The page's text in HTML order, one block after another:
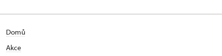
Domů
Akce